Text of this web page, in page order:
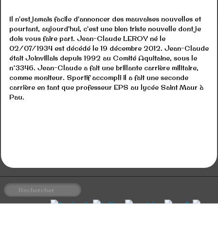
Il n'est jamais facile d'annoncer des mauvaises nouvelles et
pourtant, aujourd'hui, c'est une bien triste nouvelle dont je
dois vous faire part. Jean-Claude LEROY né le
02/07/1934 est décédé le 19 décembre 2012. Jean-Claude
était Joinvillais depuis 1992 au Comité Aquitaine, sous le
n°3346. Jean-Claude a fait une brillante carrière militaire,
comme moniteur. Sportif accompli il a fait une seconde
carrière en tant que professeur EPS au lycée Saint Maur à
Pau.